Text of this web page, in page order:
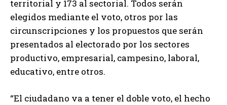
territorial y 173 al sectorial. Todos serán
elegidos mediante el voto, otros por las
circunscripciones y los propuestos que serán
presentados al electorado por los sectores
productivo, empresarial, campesino, laboral,
educativo, entre otros.
“El ciudadano va a tener el doble voto, el hecho